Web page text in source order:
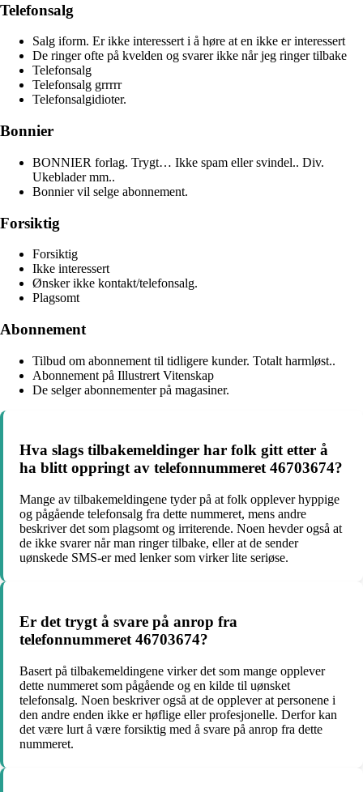
Telefonsalg
Salg iform. Er ikke interessert i å høre at en ikke er interessert
De ringer ofte på kvelden og svarer ikke når jeg ringer tilbake
Telefonsalg
Telefonsalg grrrrr
Telefonsalgidioter.
Bonnier
BONNIER forlag. Trygt… Ikke spam eller svindel.. Div.
Ukeblader mm..
Bonnier vil selge abonnement.
Forsiktig
Forsiktig
Ikke interessert
Ønsker ikke kontakt/telefonsalg.
Plagsomt
Abonnement
Tilbud om abonnement til tidligere kunder. Totalt harmløst..
Abonnement på Illustrert Vitenskap
De selger abonnementer på magasiner.
Hva slags tilbakemeldinger har folk gitt etter å
ha blitt oppringt av telefonnummeret 46703674?
Mange av tilbakemeldingene tyder på at folk opplever hyppige
og pågående telefonsalg fra dette nummeret, mens andre
beskriver det som plagsomt og irriterende. Noen hevder også at
de ikke svarer når man ringer tilbake, eller at de sender
uønskede SMS-er med lenker som virker lite seriøse.
Er det trygt å svare på anrop fra
telefonnummeret 46703674?
Basert på tilbakemeldingene virker det som mange opplever
dette nummeret som pågående og en kilde til uønsket
telefonsalg. Noen beskriver også at de opplever at personene i
den andre enden ikke er høflige eller profesjonelle. Derfor kan
det være lurt å være forsiktig med å svare på anrop fra dette
nummeret.